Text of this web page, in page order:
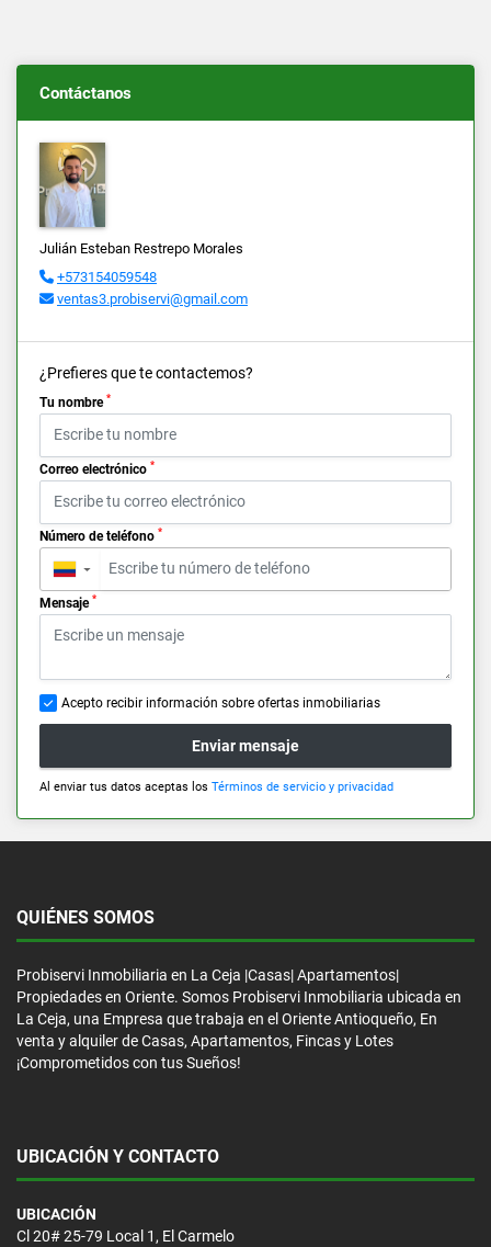
Contáctanos
Julián Esteban Restrepo Morales
+573154059548
ventas3.probiservi@gmail.com
¿Prefieres que te contactemos?
Tu nombre *
Correo electrónico *
Número de teléfono *
▼
Mensaje *
Acepto recibir información sobre ofertas inmobiliarias
Enviar mensaje
Al enviar tus datos aceptas los Términos de servicio y privacidad
QUIÉNES SOMOS
Probiservi Inmobiliaria en La Ceja |Casas| Apartamentos|
Propiedades en Oriente. Somos Probiservi Inmobiliaria ubicada en
La Ceja, una Empresa que trabaja en el Oriente Antioqueño, En
venta y alquiler de Casas, Apartamentos, Fincas y Lotes
¡Comprometidos con tus Sueños!
UBICACIÓN Y CONTACTO
UBICACIÓN
Cl 20# 25-79 Local 1, El Carmelo